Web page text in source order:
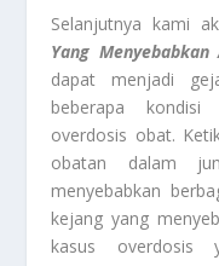
Selanjutnya kami
Yang
dapat menjadi
beberapa
overdosis obat.
obatan dalam
menyebabkan
kejang yang
kasus overdosis